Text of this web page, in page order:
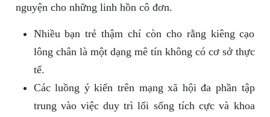
nguyện cho những linh hồn cô đơn.
Nhiều bạn trẻ thậm chí còn cho rằng kiêng cạo
lông chân là một dạng mê tín không có cơ sở thực
tế.
Các luồng ý kiến trên mạng xã hội đa phần tập
trung vào việc duy trì lối sống tích cực và khoa